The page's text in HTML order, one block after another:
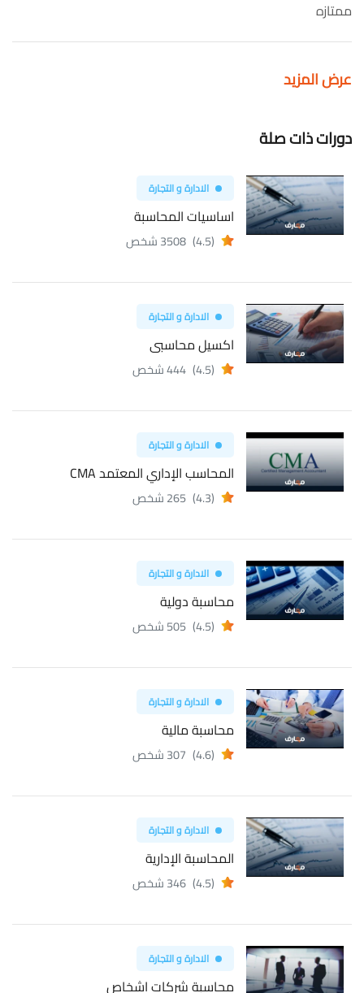
ممتازه
عرض المزيد
دورات ذات صلة
الادارة و التجارة
اساسيات المحاسبة
(4.5) 3508 شخص
الادارة و التجارة
اكسيل محاسبى
(4.5) 444 شخص
الادارة و التجارة
المحاسب الإداري المعتمد CMA
(4.3) 265 شخص
الادارة و التجارة
محاسبة دولية
(4.5) 505 شخص
الادارة و التجارة
محاسبة مالية
(4.6) 307 شخص
الادارة و التجارة
المحاسبة الإدارية
(4.5) 346 شخص
الادارة و التجارة
محاسبة شركات اشخاص